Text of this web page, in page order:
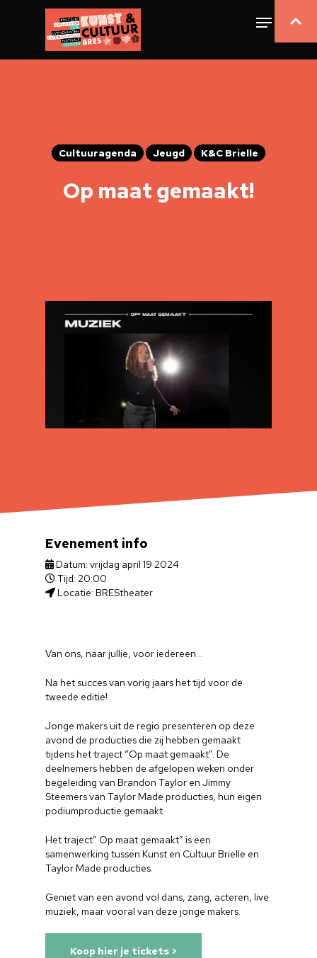
Cultuuragenda Jeugd K&C Brielle
Op maat gemaakt!
Van ons, naar jullie, voor iedereen…
Na het succes van vorig jaars het tijd voor de
tweede editie!
Jonge makers uit de regio presenteren op deze
avond de producties die zij hebben gemaakt
tijdens het traject “Op maat gemaakt”. De
deelnemers hebben de afgelopen weken onder
begeleiding van Brandon Taylor en Jimmy
Steemers van Taylor Made producties, hun eigen
podiumproductie gemaakt.
Het traject” Op maat gemaakt” is een
samenwerking tussen Kunst en Cultuur Brielle en
Taylor Made producties.
Geniet van een avond vol dans, zang, acteren, live
muziek, maar vooral van deze jonge makers.
Koop hier je tickets >
Evenement info
Datum: vrijdag april 19 2024
Tijd: 20:00
Locatie: BREStheater